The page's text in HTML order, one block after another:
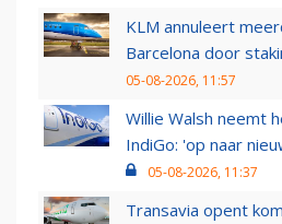
KLM annuleert
Barcelona door
05-08-2026, 11:57
Willie Walsh neemt
IndiGo: 'op naar
05-08-2026, 11:37
Transavia opent